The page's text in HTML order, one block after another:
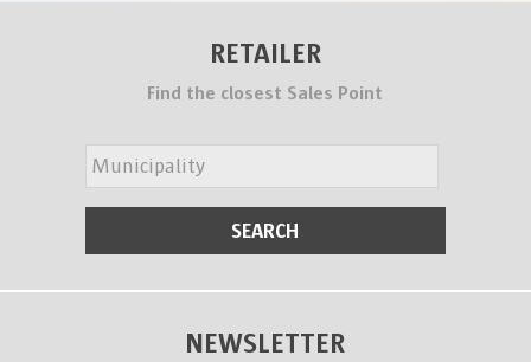
RETAILER
Find the closest Sales Point
NEWSLETTER